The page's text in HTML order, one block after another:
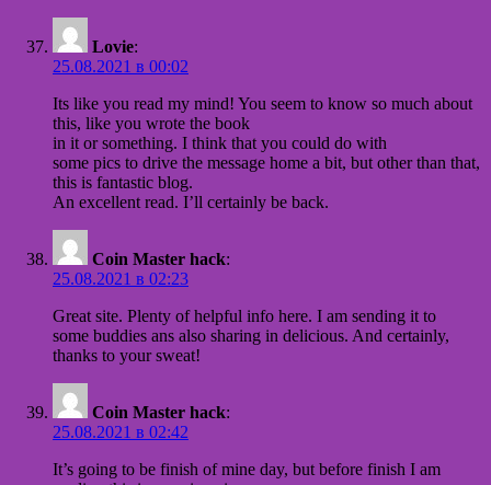
Lovie:
25.08.2021 в 00:02
Its like you read my mind! You seem to know so much about
this, like you wrote the book
in it or something. I think that you could do with
some pics to drive the message home a bit, but other than that,
this is fantastic blog.
An excellent read. I’ll certainly be back.
Coin Master hack:
25.08.2021 в 02:23
Great site. Plenty of helpful info here. I am sending it to
some buddies ans also sharing in delicious. And certainly,
thanks to your sweat!
Coin Master hack:
25.08.2021 в 02:42
It’s going to be finish of mine day, but before finish I am